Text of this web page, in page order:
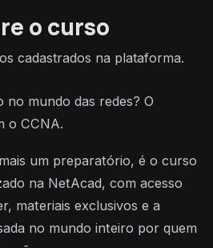
o curso
cadastrados na plataforma.
no mundo das redes? O
o CCNA.
um preparatório, é o curso
na NetAcad, com acesso
materiais exclusivos e a
no mundo inteiro por quem